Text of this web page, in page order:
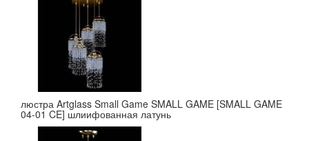
люстра Artglass Small Game SMALL GAME [SMALL GAME
04-01 CE] шлиифованная латунь